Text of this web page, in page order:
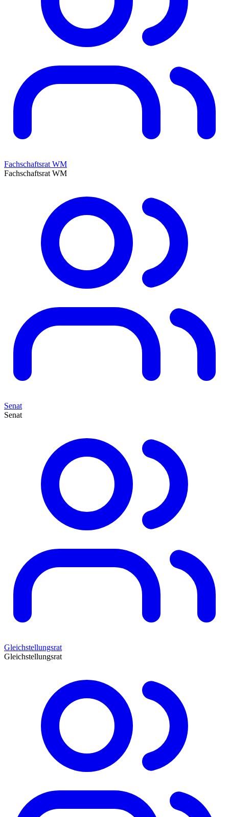
Fachschaftsrat WM
Fachschaftsrat WM
Senat
Senat
Gleichstellungsrat
Gleichstellungsrat